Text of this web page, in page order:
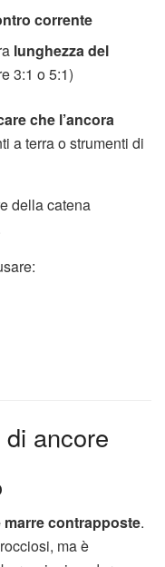
corrente
lunghezza del
3:1 o 5:1)
che l’ancora
a terra o strumenti di
della catena
ancore
marre contrapposte.
ma è